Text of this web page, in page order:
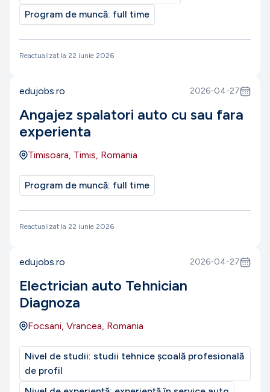
Program de muncă: full time
Reactualizat la 22 iunie 2026
edujobs.ro 2026-04-27
Angajez spalatori auto cu sau fara
experienta
Timisoara, Timis, Romania
Program de muncă: full time
Reactualizat la 22 iunie 2026
edujobs.ro 2026-04-27
Electrician auto Tehnician
Diagnoza
Focsani, Vrancea, Romania
Nivel de studii: studii tehnice școală profesională
de profil